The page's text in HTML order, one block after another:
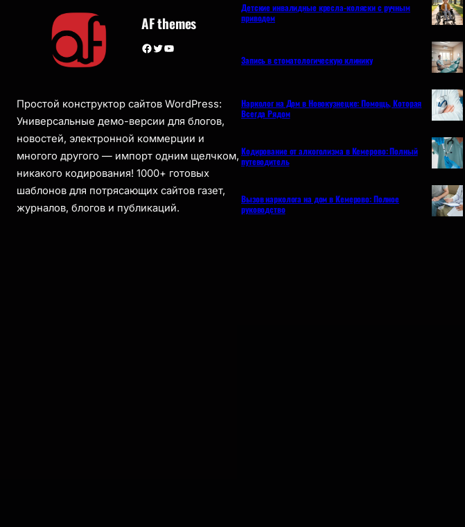
AF themes
Facebook Twitter YouTube
Простой конструктор сайтов WordPress:
Универсальные демо-версии для блогов,
новостей, электронной коммерции и
многого другого — импорт одним щелчком,
никакого кодирования! 1000+ готовых
шаблонов для потрясающих сайтов газет,
журналов, блогов и публикаций.
Детские инвалидные кресла-коляски с ручным
приводом
Запись в стоматологическую клинику
Нарколог на Дом в Новокузнецке: Помощь, Которая
Всегда Рядом
Кодирование от алкоголизма в Кемерово: Полный
путеводитель
Вызов нарколога на дом в Кемерово: Полное
руководство